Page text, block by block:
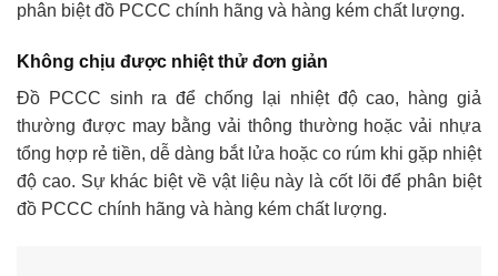
phân biệt đồ PCCC chính hãng và hàng kém chất lượng.
Không chịu được nhiệt thử đơn giản
Đồ PCCC sinh ra để chống lại nhiệt độ cao, hàng giả
thường được may bằng vải thông thường hoặc vải nhựa
tổng hợp rẻ tiền, dễ dàng bắt lửa hoặc co rúm khi gặp nhiệt
độ cao. Sự khác biệt về vật liệu này là cốt lõi để phân biệt
đồ PCCC chính hãng và hàng kém chất lượng.